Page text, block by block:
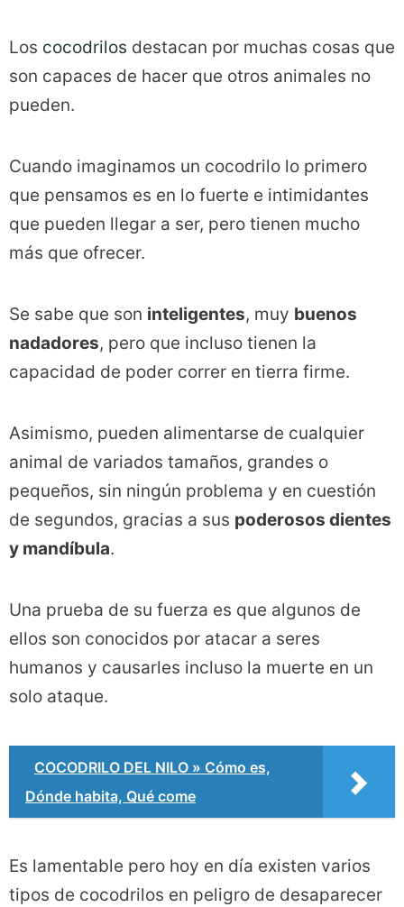
Los cocodrilos destacan por muchas cosas que
son capaces de hacer que otros animales no
pueden.
Cuando imaginamos un cocodrilo lo primero
que pensamos es en lo fuerte e intimidantes
que pueden llegar a ser, pero tienen mucho
más que ofrecer.
Se sabe que son inteligentes, muy buenos
nadadores, pero que incluso tienen la
capacidad de poder correr en tierra firme.
Asimismo, pueden alimentarse de cualquier
animal de variados tamaños, grandes o
pequeños, sin ningún problema y en cuestión
de segundos, gracias a sus poderosos dientes
y mandíbula.
Una prueba de su fuerza es que algunos de
ellos son conocidos por atacar a seres
humanos y causarles incluso la muerte en un
solo ataque.
COCODRILO DEL NILO » Cómo es,
Dónde habita, Qué come
Es lamentable pero hoy en día existen varios
tipos de cocodrilos en peligro de desaparecer